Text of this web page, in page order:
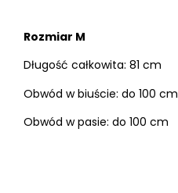
Rozmiar M
Długość całkowita: 81 cm
Obwód w biuście: do 100 cm
Obwód w pasie: do 100 cm